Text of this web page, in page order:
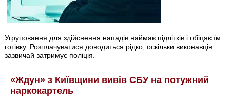
Угруповання для здійснення нападів наймає підлітків і обіцяє їм
готівку. Розплачуватися доводиться рідко, оскільки виконавців
зазвичай затримує поліція.
«Ждун» з Київщини вивів СБУ на потужний
наркокартель